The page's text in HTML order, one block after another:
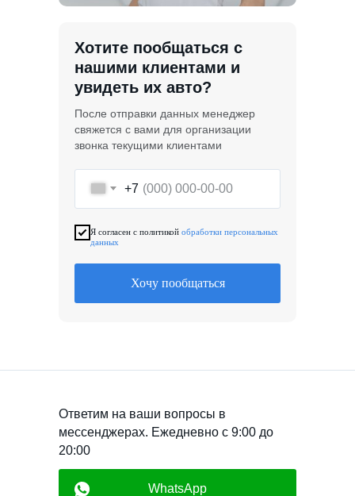
+7
Я согласен с политикой обработки персональных
данных
Хочу пообщаться
Хотите пообщаться с
нашими клиентами и
увидеть их авто?
После отправки данных менеджер
свяжется с вами для организации
звонка текущими клиентами
Ответим на ваши вопросы в
мессенджерах. Ежедневно с 9:00 до
20:00
WhatsApp